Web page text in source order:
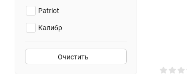
Patriot
Калибр
Очистить